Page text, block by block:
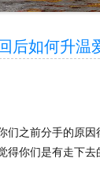
如何升温
之前分手的原因
得你们是有走下去